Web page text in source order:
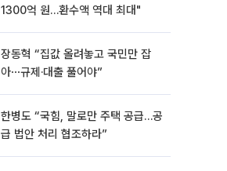
1300억 원…환수액 역대 최대"
장동혁 “집값 올려놓고 국민만 잡
아⋯규제·대출 풀어야”
한병도 “국힘, 말로만 주택 공급…공
급 법안 처리 협조하라”